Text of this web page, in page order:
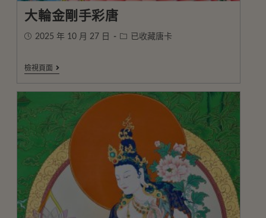
大輪金剛手彩唐
2025 年 10 月 27 日 已收藏唐卡
檢視頁面